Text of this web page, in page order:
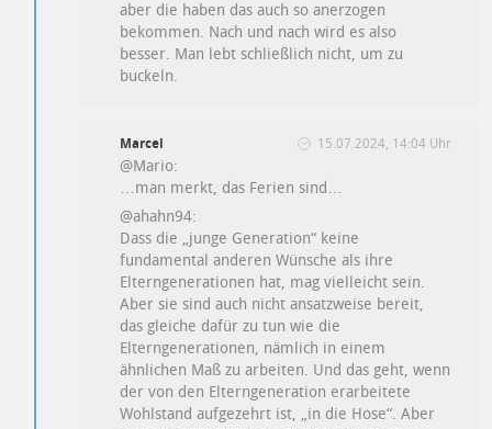
aber die haben das auch so anerzogen
bekommen. Nach und nach wird es also
besser. Man lebt schließlich nicht, um zu
buckeln.
Marcel 15.07.2024, 14:04 Uhr
@Mario:
…man merkt, das Ferien sind…
@ahahn94:
Dass die „junge Generation“ keine
fundamental anderen Wünsche als ihre
Elterngenerationen hat, mag vielleicht sein.
Aber sie sind auch nicht ansatzweise bereit,
das gleiche dafür zu tun wie die
Elterngenerationen, nämlich in einem
ähnlichen Maß zu arbeiten. Und das geht, wenn
der von den Elterngeneration erarbeitete
Wohlstand aufgezehrt ist, „in die Hose“. Aber